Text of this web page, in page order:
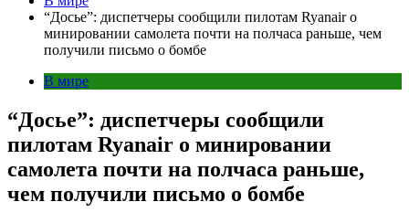
“Досье”: диспетчеры сообщили пилотам Ryanair о
минировании самолета почти на полчаса раньше, чем
получили письмо о бомбе
В мире
“Досье”: диспетчеры сообщили
пилотам Ryanair о минировании
самолета почти на полчаса раньше,
чем получили письмо о бомбе